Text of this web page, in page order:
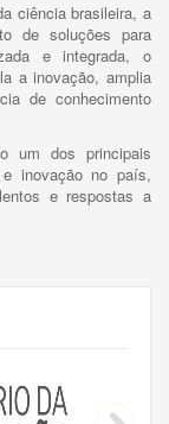
ciência brasileira, a
de soluções para
e integrada, o
a inovação, amplia
de conhecimento
um dos principais
inovação no país,
e respostas a